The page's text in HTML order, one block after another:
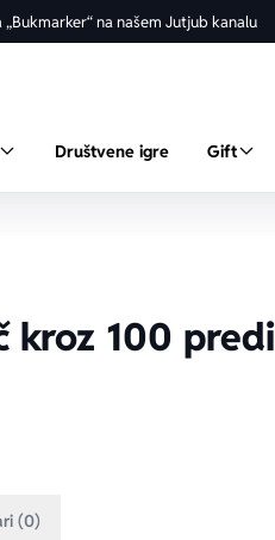
na našem Jutjub kanalu
Društvene igre Gift
kroz 100
(0)